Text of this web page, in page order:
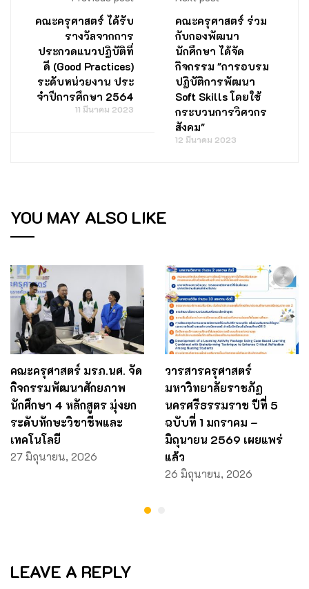
คณะครุศาสตร์ ได้รับ
รางวัลจากการ
ประกวดแนวปฏิบัติที่
ดี (Good Practices)
ระดับหน่วยงาน ประ
จําปีการศึกษา 2564
11 มีนาคม 2023
คณะครุศาสตร์ ร่วม
กับกองพัฒนา
นักศึกษา ได้จัด
กิจกรรม "การอบรม
ปฏิบัติการพัฒนา
Soft Skills โดยใช้
กระบวนการวิศวกร
สังคม"
12 มีนาคม 2023
YOU MAY ALSO LIKE
คณะครุศาสตร์ มรภ.นศ. จัด
กิจกรรมพัฒนาศักยภาพ
นักศึกษา 4 หลักสูตร มุ่งยก
ระดับทักษะวิชาชีพและ
เทคโนโลยี
27 มิถุนายน, 2026
วารสารครุศาสตร์
มหาวิทยาลัยราชภัฏ
นครศรีธรรมราช ปีที่ 5
ฉบับที่ 1 มกราคม –
มิถุนายน 2569 เผยแพร่
แล้ว
26 มิถุนายน, 2026
LEAVE A REPLY